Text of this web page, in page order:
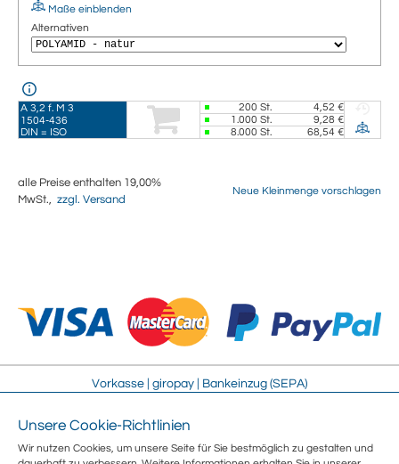
Maße einblenden
Alternativen
A 3,2 f. M 3
1504-436
DIN = ISO
200 St.
4,52 €
1.000 St.
9,28 €
8.000 St. 68,54 €
alle Preise enthalten 19,00%
MwSt., zzgl. Versand
Neue Kleinmenge vorschlagen
Vorkasse | giropay | Bankeinzug (SEPA)
AGB
Sitemap
Unsere Cookie-Richtlinien
Wir nutzen Cookies, um unsere Seite für Sie bestmöglich zu gestalten und